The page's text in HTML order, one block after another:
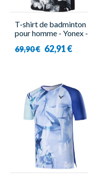
T-shirt de badminton
pour homme - Yonex -
69,90 € 62,91 €